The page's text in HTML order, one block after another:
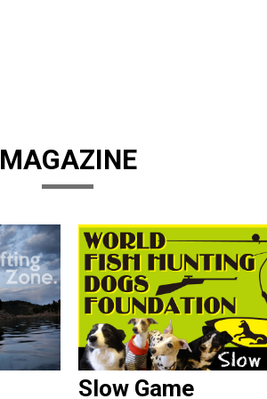
MAGAZINE
Slow Game